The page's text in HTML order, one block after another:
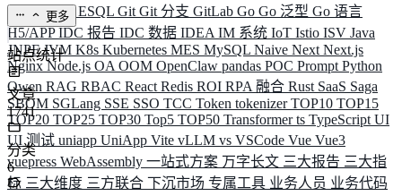
ELK ElysiaESQL Git Git 分支 GitLab Go Go 泛型 Go 语言
H5/APPIDC 报告 IDC 数据 IDEA IM 系统 IoT Istio ISV Java
JNPFJVM K8s Kubernetes MES MySQL Naive Next Next.js
NginxNode.js OA OOM OpenClaw pandas POC Prompt Python
Qwen RAG RBAC React Redis ROI RPA 融合 Rust SaaS Saga
SBOM SGLang SSE SSO TCC Token tokenizerTOP10 TOP15
TOP20 TOP25 TOP30 Top5 TOP50 Transformerts TypeScript UI
UI 测试 uniapp UniApp Vite vLLM vs VSCode Vue Vue3
vuepress WebAssembly 一站式方案 万字长文 三大报告 三大指
标 三大维度 三方联合 下沉市场 专属工具 业务人员 业务代码
更多
站点统计
文章
1741
分类
6